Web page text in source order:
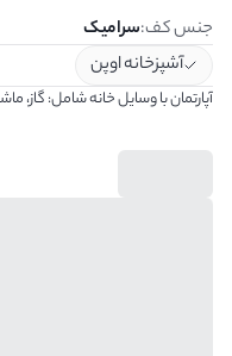
جنس کف:سرامیک
آشپزخانه اوپن
آپارتمان با وسایل خانه شامل: گاز، ماشین لباس